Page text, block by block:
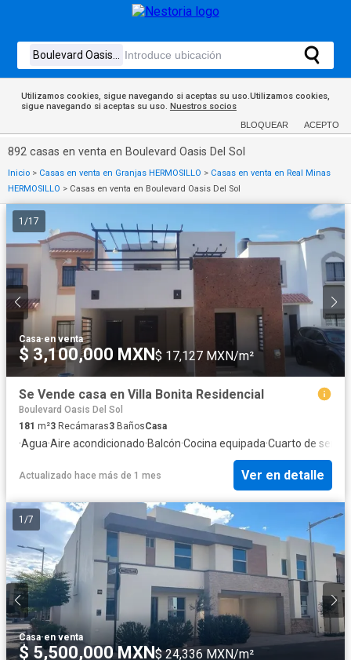
Utilizamos cookies, sigue navegando si aceptas su uso.Utilizamos cookies,
sigue navegando si aceptas su uso. Nuestros socios
BLOQUEAR ACEPTO
892 casas en venta en Boulevard Oasis Del Sol
Inicio > Casas en venta en Granjas HERMOSILLO > Casas en venta en Real Minas
HERMOSILLO > Casas en venta en Boulevard Oasis Del Sol
1 /17
Casa·en venta
$ 3,100,000 MXN$ 17,127 MXN/m²
Se Vende casa en Villa Bonita Residencial
Boulevard Oasis Del Sol
181 m²3 Recámaras3 BañosCasa
·Agua·Aire acondicionado·Balcón·Cocina equipada·Cuarto de
Actualizado hace más de 1 mes Ver en detalle
1 /7
Casa·en venta
$ 5,500,000 MXN$ 24,336 MXN/m²